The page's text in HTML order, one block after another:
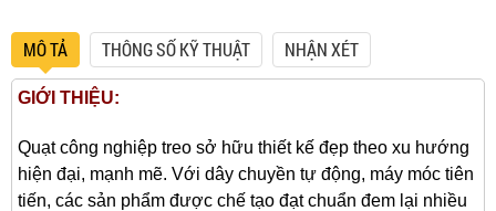
MÔ TẢ THÔNG SỐ KỸ THUẬT NHẬN XÉT
GIỚI THIỆU:
Quạt công nghiệp treo sở hữu thiết kế đẹp theo xu hướng
hiện đại, mạnh mẽ. Với dây chuyền tự động, máy móc tiên
tiến, các sản phẩm được chế tạo đạt chuẩn đem lại nhiều